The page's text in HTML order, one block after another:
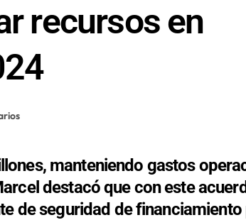
recursos en
manteniendo gastos
destacó que con este
de seguridad de financiamiento